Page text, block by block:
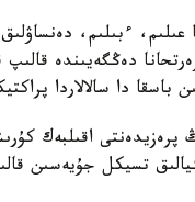
عىلىم، ءبىلىم،
زەرتحانا دەڭگەيىندە
باسقا دا سالالاردا
پرەزيدەنتى اقىلبەك
تسيكل جۇيەسىن